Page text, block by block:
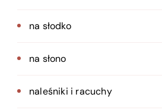
na słodko
na słono
naleśniki i racuchy